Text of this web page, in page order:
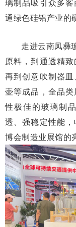
通绿色硅铝产业的
走进云南凤彝
原料，到通透精
再到创意吹制器
壶等成品，全品
性极佳的玻璃制
透、强稳定性能
博会制造业展馆的